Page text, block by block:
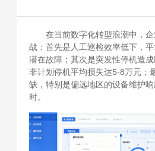
在当前数字化转型浪潮中，
战：首先是人工巡检效率低下，
潜在故障；其次是突发性停机造
非计划停机平均损失达5-8万元；
缺，特别是偏远地区的设备维护
时。